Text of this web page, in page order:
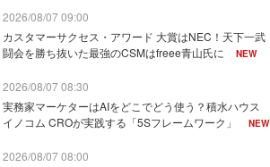
2026/08/07 09:00
カスタマーサクセス・アワード 大賞はNEC！天下一武
闘会を勝ち抜いた最強のCSMはfreee青山氏に
NEW
2026/08/07 08:30
実務家マーケターはAIをどこでどう使う？積水ハウス
イノコム CROが実践する「5Sフレームワーク」
NEW
2026/08/07 08:00